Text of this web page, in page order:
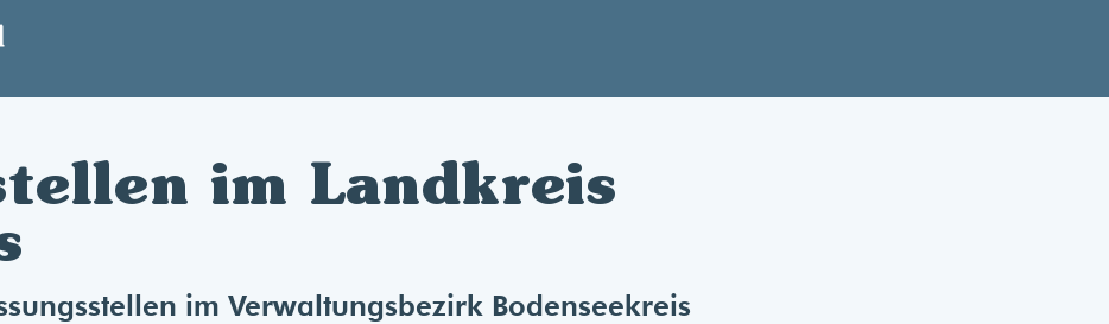
im Landkreis
im Verwaltungsbezirk Bodenseekreis